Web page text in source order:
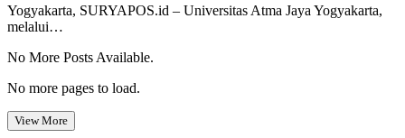
Yogyakarta, SURYAPOS.id – Universitas Atma Jaya Yogyakarta,
melalui…
No More Posts Available.
No more pages to load.
View More